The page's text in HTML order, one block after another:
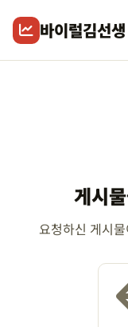
바이럴김선생
게시
요청하신 게시